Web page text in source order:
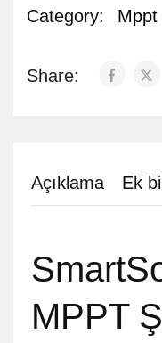
Category:
Mppt
Share:
Açıklama Ek
MPPT